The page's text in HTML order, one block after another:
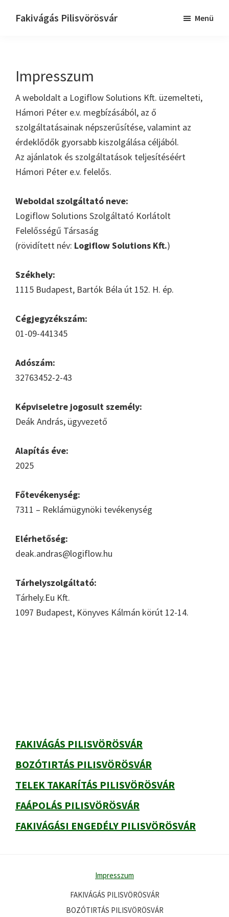
Fakivágás Pilisvörösvár Menü
Impresszum
A weboldalt a Logiflow Solutions Kft. üzemelteti,
Hámori Péter e.v. megbízásából, az ő
szolgáltatásainak népszerűsítése, valamint az
érdeklődők gyorsabb kiszolgálása céljából.
Az ajánlatok és szolgáltatások teljesítéséért
Hámori Péter e.v. felelős.
Weboldal szolgáltató neve:
Logiflow Solutions Szolgáltató Korlátolt
Felelősségű Társaság
(rövidített név: Logiflow Solutions Kft.)
Székhely:
1115 Budapest, Bartók Béla út 152. H. ép.
Cégjegyzékszám:
01-09-441345
Adószám:
32763452-2-43
Képviseletre jogosult személy:
Deák András, ügyvezető
Alapítás éve:
2025
Főtevékenység:
7311 – Reklámügynöki tevékenység
Elérhetőség:
deak.andras@logiflow.hu
Tárhelyszolgáltató:
Tárhely.Eu Kft.
1097 Budapest, Könyves Kálmán körút 12-14.
FAKIVÁGÁS PILISVÖRÖSVÁR
BOZÓTIRTÁS PILISVÖRÖSVÁR
TELEK TAKARÍTÁS PILISVÖRÖSVÁR
FAÁPOLÁS PILISVÖRÖSVÁR
FAKIVÁGÁSI ENGEDÉLY PILISVÖRÖSVÁR
Impresszum
FAKIVÁGÁS PILISVÖRÖSVÁR
BOZÓTIRTÁS PILISVÖRÖSVÁR